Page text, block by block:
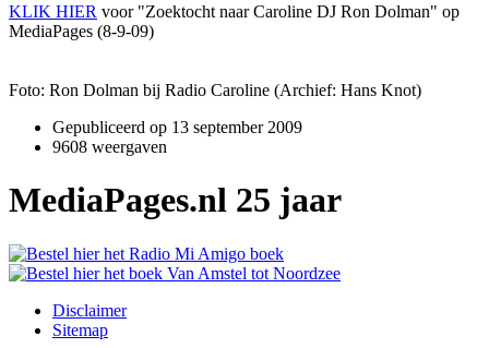
KLIK HIER voor "Zoektocht naar Caroline DJ Ron Dolman" op
MediaPages (8-9-09)
Foto: Ron Dolman bij Radio Caroline (Archief: Hans Knot)
Gepubliceerd op 13 september 2009
9608 weergaven
MediaPages.nl 25 jaar
Disclaimer
Sitemap